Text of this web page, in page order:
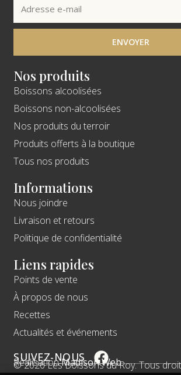
ENVOYER
Nos produits
Boissons alcoolisées
Boissons non-alcoolisées
Nos produits du terroir
Produits offerts à la boutique
Tous nos produits
Informations
Nous joindre
Livraison et retours
Politique de confidentialité
Liens rapides
Points de vente
À propos de nous
Recettes
Actualités et événements
SUIVEZ-NOUS
© 2026 Les Boissons du Roy. Tous
RéalisationMadison Web